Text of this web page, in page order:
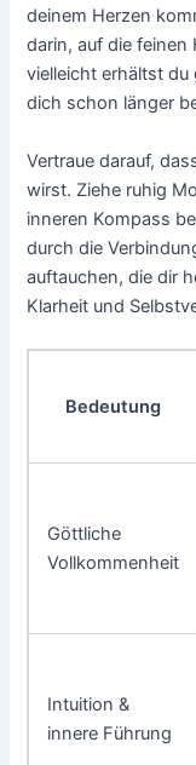
deinem Herzen
darin, auf die feinen
vielleicht erhältst
dich schon länger
Vertraue darauf,
wirst. Ziehe ruhig
inneren Kompass
durch die
auftauchen, die dir
Klarheit und
Bedeutung
Göttliche
Vollkommenheit
Intuition &
innere Führung